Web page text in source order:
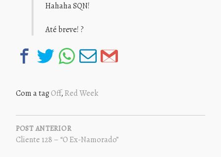
Hahaha SQN!
Até breve! ?
Com a tagOff,Red Week
NAVEGAÇÃO
DE
POST
POST ANTERIOR
Cliente 128 – “O Ex-Namorado”